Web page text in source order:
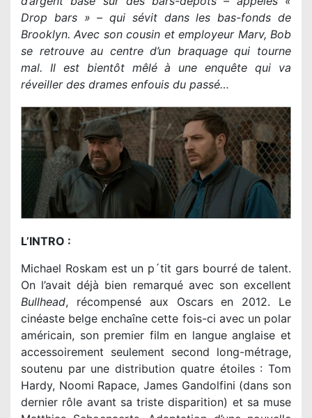
Drop bars » – qui sévit dans les bas-fonds de
Brooklyn. Avec son cousin et employeur Marv, Bob
se retrouve au centre d’un braquage qui tourne
mal. Il est bientôt mêlé à une enquête qui va
réveiller des drames enfouis du passé…
L’INTRO :
Michael Roskam est un p´tit gars bourré de talent.
On l’avait déjà bien remarqué avec son excellent
Bullhead, récompensé aux Oscars en 2012. Le
cinéaste belge enchaîne cette fois-ci avec un polar
américain, son premier film en langue anglaise et
accessoirement seulement second long-métrage,
soutenu par une distribution quatre étoiles : Tom
Hardy, Noomi Rapace, James Gandolfini (dans son
dernier rôle avant sa triste disparition) et sa muse